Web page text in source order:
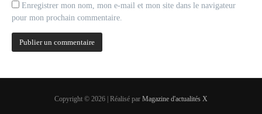
Enregistrer mon nom, mon e-mail et mon site dans le navigateur
pour mon prochain commentaire.
Copyright © 2026 | Réalisé par Magazine d'actualités X